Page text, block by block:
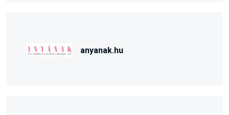
anyanak.hu